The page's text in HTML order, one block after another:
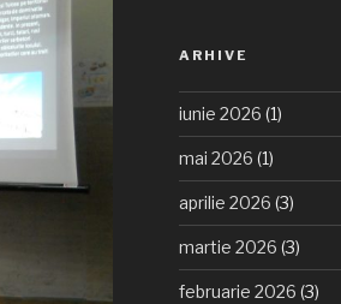
ARHIVE
iunie 2026 (1)
mai 2026 (1)
aprilie 2026 (3)
martie 2026 (3)
februarie 2026 (3)